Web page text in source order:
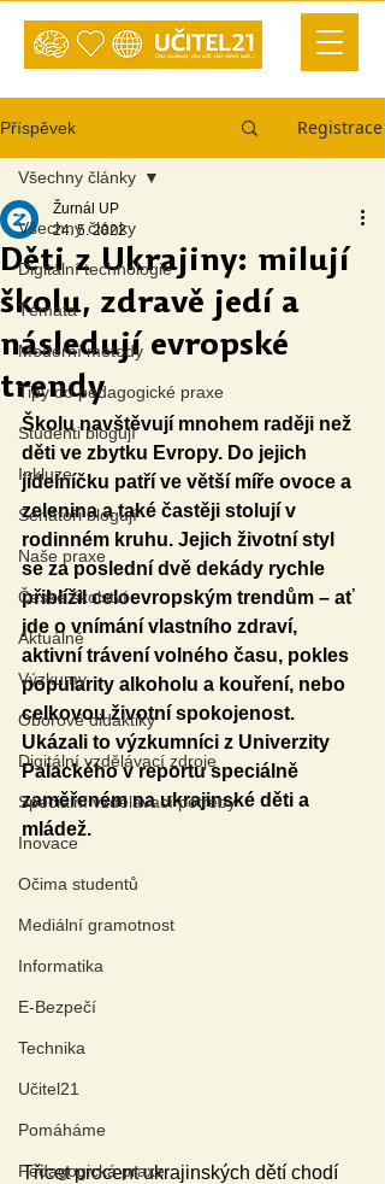
Příspěvek Registrace
Všechny články
Digitální technologie
Témata
Moderní metody
Tipy do pedagogické praxe
Studenti blogují
Inkluze
Senátoři blogují
Naše praxe
České školství
Aktuálně
Výzkumy
Oborové didaktiky
Digitální vzdělávací zdroje
Speciální vzdělávací potřeby
Inovace
Očima studentů
Mediální gramotnost
Informatika
E-Bezpečí
Technika
Učitel21
Pomáháme
Pedagogická praxe
Všechny články
Děti z Ukrajiny: milují
školu, zdravě jedí a
následují evropské
trendy
Žurnál UP
24. 5. 2022
Školu navštěvují mnohem raději než
děti ve zbytku Evropy. Do jejich
jídelníčku patří ve větší míře ovoce a
zelenina a také častěji stolují v
rodinném kruhu. Jejich životní styl
se za poslední dvě dekády rychle
přiblížil celoevropským trendům – ať
jde o vnímání vlastního zdraví,
aktivní trávení volného času, pokles
popularity alkoholu a kouření, nebo
celkovou životní spokojenost.
Ukázali to výzkumníci z Univerzity
Palackého v reportu speciálně
zaměřeném na ukrajinské děti a
mládež.
Třicet procent ukrajinských dětí chodí